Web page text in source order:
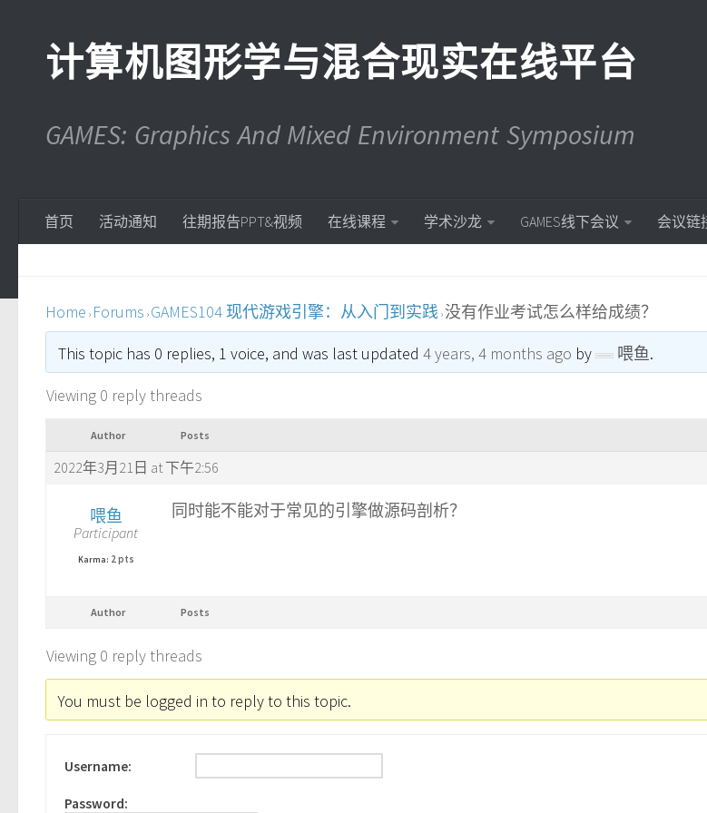
计算机图形学与混合现实在线平台
GAMES: Graphics And Mixed Environment Symposium
首页 活动通知 往期报告PPT&视频 在线课程 学术沙龙 GAMES线下会议 会议链
Home › Forums › GAMES104 现代游戏引擎：从入门到实践 › 没有作业考试怎么样给成绩？
This topic has 0 replies, 1 voice, and was last updated 4 years, 4 months ago by 喂鱼.
Viewing 0 reply threads
Author Posts
2022年3月21日 at 下午2:56
喂鱼
Participant
Karma: 2 pts
同时能不能对于常见的引擎做源码剖析？
Author Posts
Viewing 0 reply threads
You must be logged in to reply to this topic.
Username:
Password: